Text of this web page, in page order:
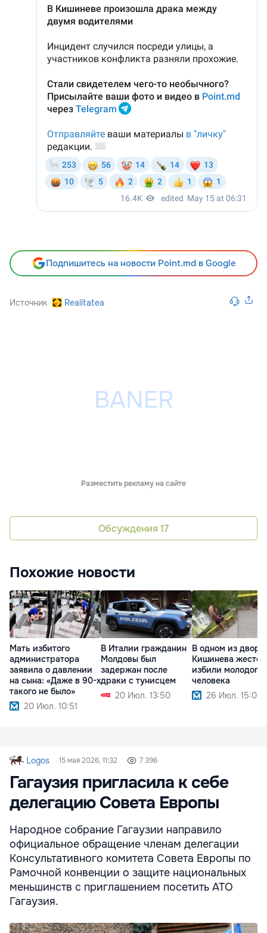
Подпишитесь на новости Point.md в Google
Источник Realitatea
Разместить рекламу на сайте
Обсуждения 17
Похожие новости
Мать избитого
администратора
заявила о давлении
на сына: «Даже в 90-х
такого не было»
20 Июл. 10:51
В Италии гражданин
Молдовы был
задержан после
драки с тунисцем
20 Июл. 13:50
В одном из
Кишинева
избили молодого
человека
26 Июл. 15:00
Logos 15 мая 2026, 11:32 7 396
Гагаузия пригласила к себе
делегацию Совета Европы
Народное собрание Гагаузии направило
официальное обращение членам делегации
Консультативного комитета Совета Европы по
Рамочной конвенции о защите национальных
меньшинств с приглашением посетить АТО
Гагаузия.